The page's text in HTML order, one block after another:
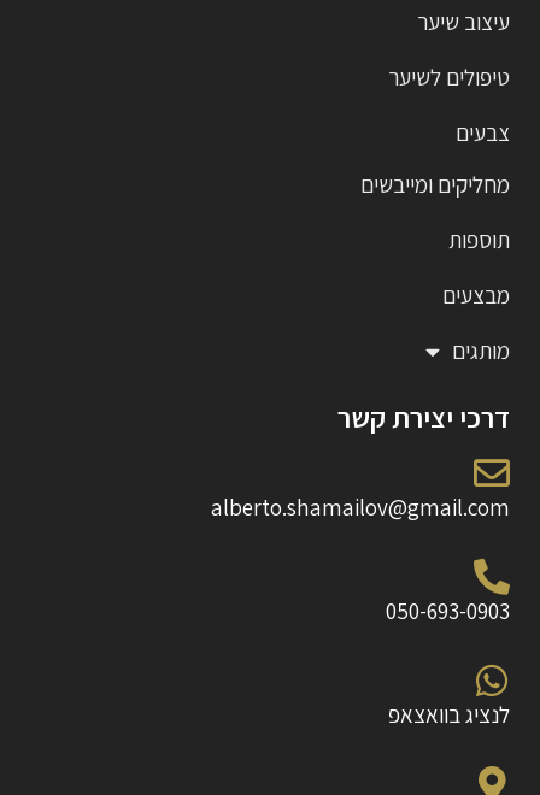
עיצוב שיער
טיפולים לשיער
צבעים
מחליקים ומייבשים
תוספות
מבצעים
מותגים
דרכי יצירת קשר
alberto.shamailov@gmail.com
050-693-0903
לנציג בוואצאפ